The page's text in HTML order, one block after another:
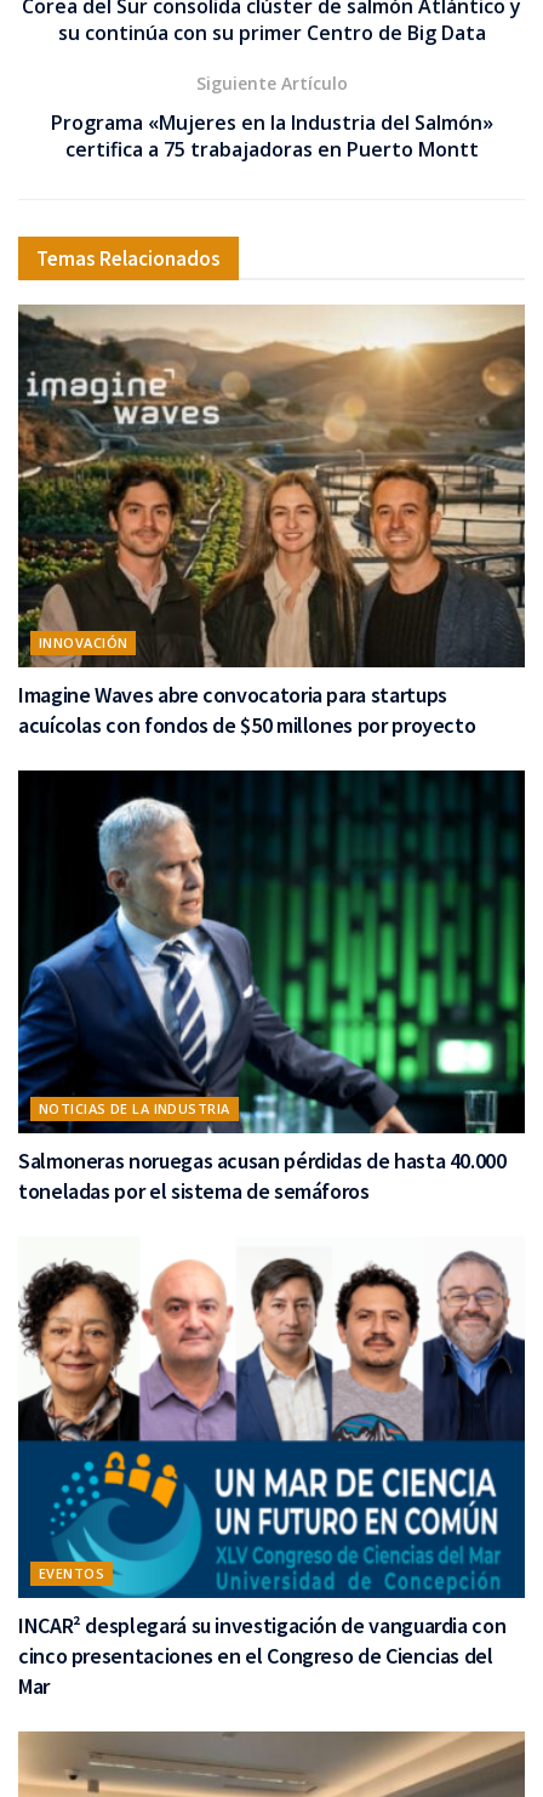
Corea del Sur consolida clúster de salmón Atlántico y
su continúa con su primer Centro de Big Data
Siguiente Artículo
Programa «Mujeres en la Industria del Salmón»
certifica a 75 trabajadoras en Puerto Montt
Temas Relacionados
INNOVACIÓN
Imagine Waves abre convocatoria para startups
acuícolas con fondos de $50 millones por proyecto
NOTICIAS DE LA INDUSTRIA
Salmoneras noruegas acusan pérdidas de hasta 40.000
toneladas por el sistema de semáforos
EVENTOS
INCAR² desplegará su investigación de vanguardia con
cinco presentaciones en el Congreso de Ciencias del
Mar